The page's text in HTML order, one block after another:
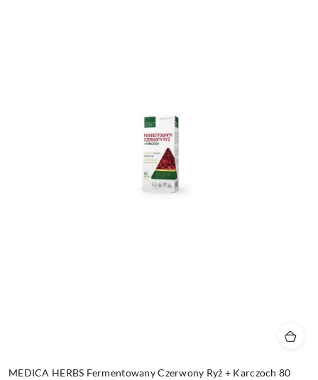
MEDICA HERBS Fermentowany Czerwony Ryż + Karczoch 80